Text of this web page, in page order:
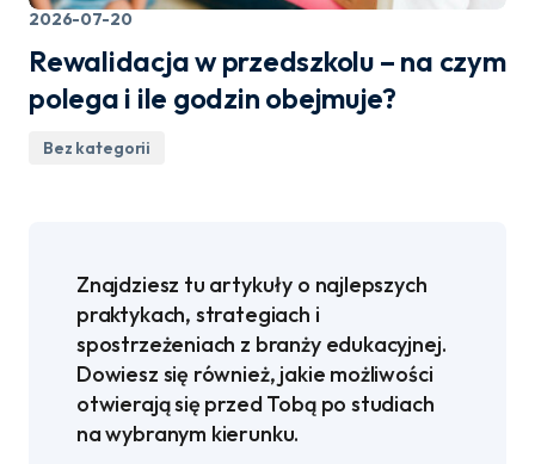
2026-07-20
Rewalidacja w przedszkolu – na czym
polega i ile godzin obejmuje?
Bez kategorii
Znajdziesz tu artykuły o najlepszych
praktykach, strategiach i
spostrzeżeniach z branży edukacyjnej.
Dowiesz się również, jakie możliwości
otwierają się przed Tobą po studiach
na wybranym kierunku.